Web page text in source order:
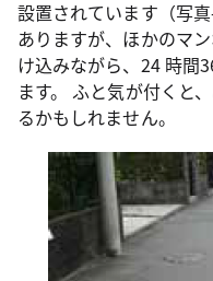
設置されています（写
ありますが、ほかのマ
け込みながら、24 時間
ます。 ふと気が付くと
るかもしれません。